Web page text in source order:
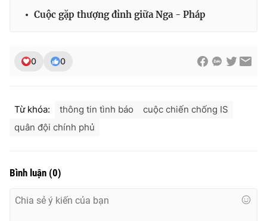
thuận bằng văn bản. Ghi rõ nguồn VTV.vn khi phát hành lại
thông tin từ website này.
Cuộc gặp thượng đỉnh giữa Nga - Pháp
0 0
Từ khóa: thông tin tình báo
cuộc chiến chống IS
quân đội chính phủ
Bình luận (0)